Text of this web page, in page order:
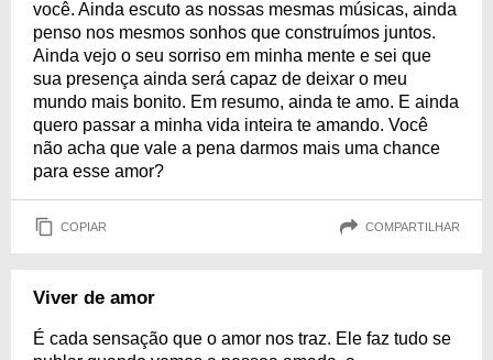
você. Ainda escuto as nossas mesmas músicas, ainda
penso nos mesmos sonhos que construímos juntos.
Ainda vejo o seu sorriso em minha mente e sei que
sua presença ainda será capaz de deixar o meu
mundo mais bonito. Em resumo, ainda te amo. E ainda
quero passar a minha vida inteira te amando. Você
não acha que vale a pena darmos mais uma chance
para esse amor?
COPIAR COMPARTILHAR
Viver de amor
É cada sensação que o amor nos traz. Ele faz tudo se